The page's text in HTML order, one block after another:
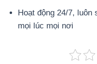
Hoạt động 24/7, luôn
mọi lúc mọi nơi